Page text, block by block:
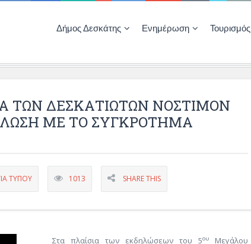
Δήμος Δεσκάτης Ενημέρωση Τουρισμός
ΤΩΝ ΔΕΣΚΑΤΙΩΤΩΝ ΝΟΣΤΙΜΟΝ
ΜΕ ΤΟ ΣΥΓΚΡΟΤΗΜΑ
ΤΎΠΟΥ 1013 SHARE THIS
Στα πλαίσια των εκδηλώσεων του 5ου
Μεγάλου